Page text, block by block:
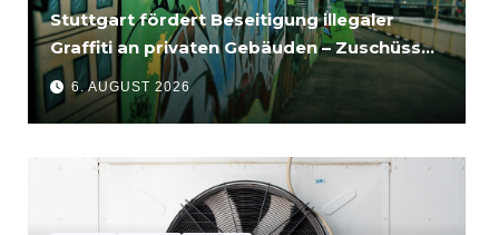
Stuttgart fördert Beseitigung illegaler
Graffiti an privaten Gebäuden – Zuschüsse
bis 3.500 Euro
6. AUGUST 2026